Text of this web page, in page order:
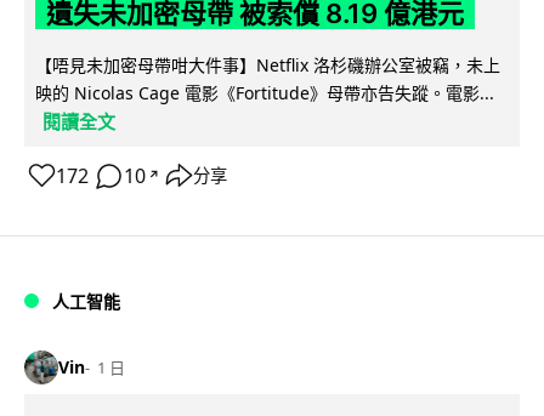
遺失未加密母帶 被索償 8.19 億港元
【唔見未加密母帶咁大件事】Netflix 洛杉磯辦公室被竊，未上
映的 Nicolas Cage 電影《Fortitude》母帶亦告失蹤。電影...
閱讀全文
172 10 ↗ 分享
人工智能
Vin 1 日